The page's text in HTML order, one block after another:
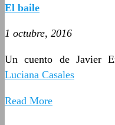
El baile
1 octubre, 2016
Un cuento de Javier
Luciana Casales
Read More